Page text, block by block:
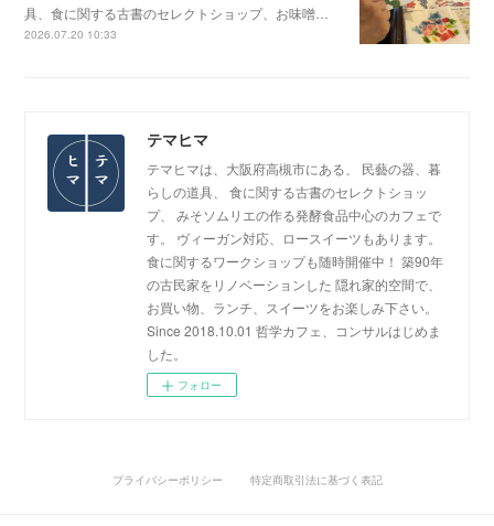
具、食に関する古書のセレクトショップ、お味噌…
2026.07.20 10:33
テマヒマ
テマヒマは、大阪府高槻市にある、 民藝の器、暮
らしの道具、 食に関する古書のセレクトショッ
プ、 みそソムリエの作る発酵食品中心のカフェで
す。 ヴィーガン対応、ロースイーツもあります。
食に関するワークショップも随時開催中！ 築90年
の古民家をリノベーションした 隠れ家的空間で、
お買い物、ランチ、スイーツをお楽しみ下さい。
Since 2018.10.01 哲学カフェ、コンサルはじめま
した。
フォロー
プライバシーポリシー 特定商取引法に基づく表記